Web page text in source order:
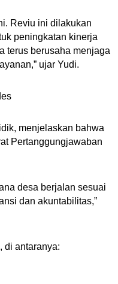
Reviu ini dilakukan
peningkatan kinerja
terus berusaha menjaga
ujar Yudi.
menjelaskan bahwa
Pertanggungjawaban
desa berjalan sesuai
dan akuntabilitas,”
di antaranya: